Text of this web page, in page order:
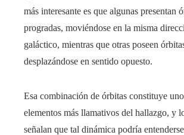
más interesante es que algunas presentan
progradas, moviéndose en la misma
galáctico, mientras que otras poseen
desplazándose en sentido opuesto.
Esa combinación de órbitas constituye
elementos más llamativos del hallazgo, y
señalan que tal dinámica podría